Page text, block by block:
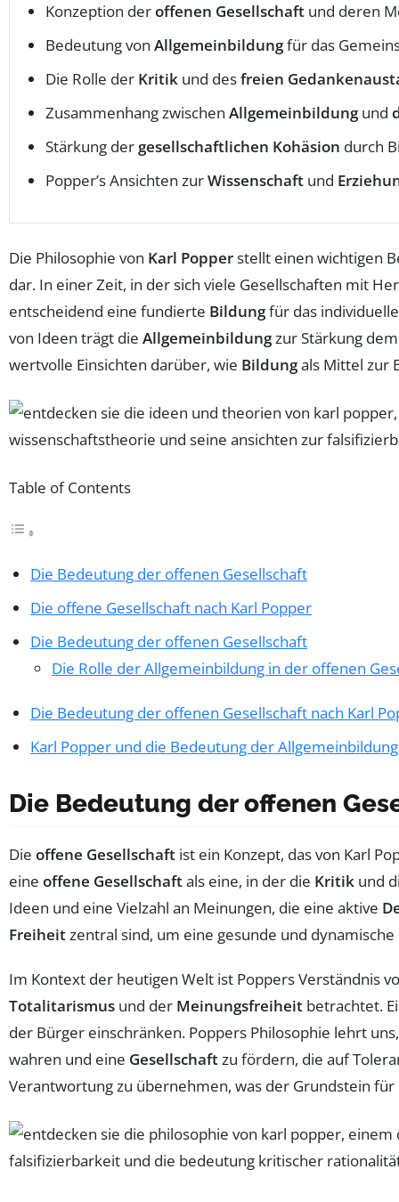
Konzeption deroffenen Gesellschaft und deren
Bedeutung von Allgemeinbildungfür das
Die Rolle der Kritik und desfreien
Zusammenhang zwischen Allgemeinbildungund
Stärkung der gesellschaftlichen Kohäsion durch
Popper’s Ansichten zurWissenschaft und
Die Philosophie von Karl Popperstellt einen wichtigen
dar. In einer Zeit, in der sich viele Gesellschaften mit
entscheidend eine fundierte Bildungfür das
von Ideen trägt die Allgemeinbildungzur Stärkung
wertvolle Einsichten darüber, wie Bildungals Mittel zur
Table of Contents
Die Bedeutung der offenen Gesellschaft
Die offene Gesellschaft nach Karl Popper
Die Bedeutung der offenen Gesellschaft
Die Rolle der Allgemeinbildung in der offenen
Die Bedeutung der offenen Gesellschaft nach Karl
Karl Popper und die Bedeutung der
Die Bedeutung der offenen
Die offene Gesellschaft ist ein Konzept, das von Karl
eine offene Gesellschaftals eine, in der die Kritik und
Ideen und eine Vielzahl an Meinungen, die eine aktive
Freiheitzentral sind, um eine gesunde und
Im Kontext der heutigen Welt ist Poppers Verständnis
Totalitarismus und der Meinungsfreiheit betrachtet.
der Bürger einschränken. Poppers Philosophie lehrt
wahren und eine Gesellschaftzu fördern, die auf
Verantwortung zu übernehmen, was der Grundstein